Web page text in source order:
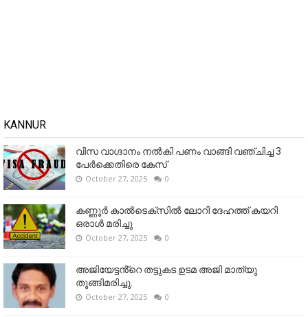
KANNUR
വിസ വാഗ്ദാനം നൽകി പണം വാങ്ങി വഞ്ചിച്ച 3
പേർക്കെതിരെ കേസ്
October 27, 2025 0
കണ്ണൂര്‍ കാല്‍ടെക്‌സില്‍ ലോറി ദേഹത്ത് കയറി
ഒരാള്‍ മരിച്ചു
October 27, 2025 0
അജിയേട്ടൻ്റെ തട്ടുകട ഉടമ അജി മാത്യു
തൂങ്ങിമരിച്ചു.
October 27, 2025 0